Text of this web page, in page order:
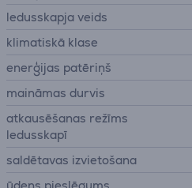
ledusskapja veids
klimatiskā klase
enerģijas patēriņš
maināmas durvis
atkausēšanas režīms
ledusskapī
saldētavas izvietošana